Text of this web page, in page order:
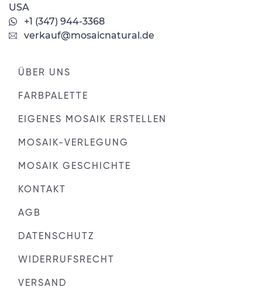
USA
+1 (347) 944-3368
verkauf@mosaicnatural.de
ÜBER UNS
FARBPALETTE
EIGENES MOSAIK ERSTELLEN
MOSAIK-VERLEGUNG
MOSAIK GESCHICHTE
KONTAKT
AGB
DATENSCHUTZ
WIDERRUFSRECHT
VERSAND